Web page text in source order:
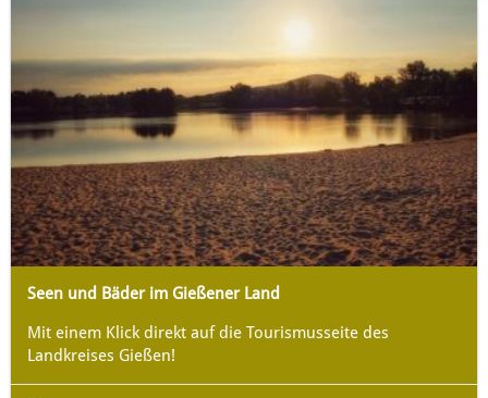
Seen und Bäder im Gießener Land
Mit einem Klick direkt auf die Tourismusseite des
Landkreises Gießen!